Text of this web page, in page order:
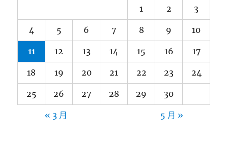
1 2 3
4 5 6 7 8 9 10
11 12 13 14 15 16 17
18 19 20 21 22 23 24
25 26 27 28 29 30
« 3 月 5 月 »